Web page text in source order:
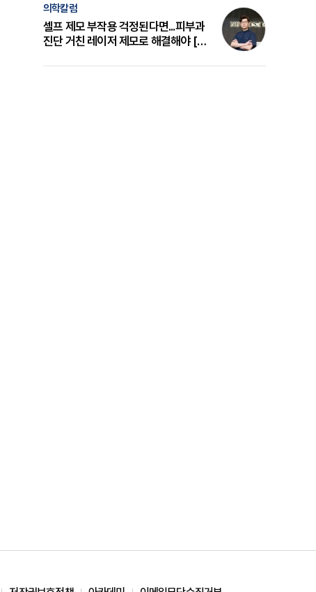
의학칼럼
셀프 제모 부작용 걱정된다면...피부과
진단 거친 레이저 제모로 해결해야 [변